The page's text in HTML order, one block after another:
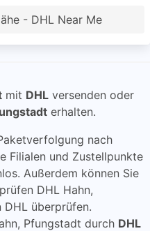
- DHL Near Me
mit DHL versenden oder
erhalten.
nach
Filialen und Zustellpunkte
Außerdem können Sie
DHL Hahn,
überprüfen.
Pfungstadt durch DHL